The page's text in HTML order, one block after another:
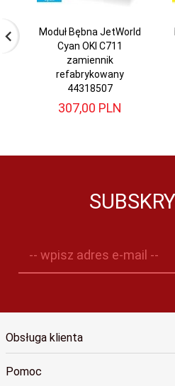
Moduł Bębna JetWorld
Cyan OKI C711
zamiennik
refabrykowany
44318507
307,00 PLN
-- wpisz adres e-mail --
Obsługa klienta
Pomoc